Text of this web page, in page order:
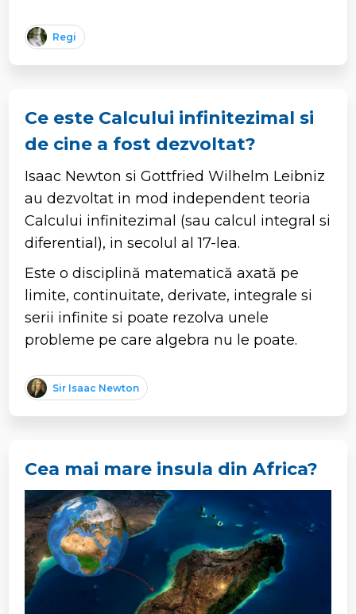
Regi
Ce este Calcului infinitezimal si
de cine a fost dezvoltat?
Isaac Newton si Gottfried Wilhelm Leibniz
au dezvoltat in mod independent teoria
Calcului infinitezimal (sau calcul integral si
diferential), in secolul al 17-lea.
Este o disciplină matematică axată pe
limite, continuitate, derivate, integrale si
serii infinite si poate rezolva unele
probleme pe care algebra nu le poate.
Sir Isaac Newton
Cea mai mare insula din Africa?